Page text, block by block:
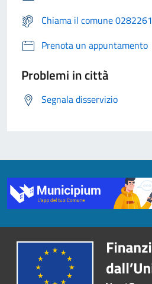
Chiama il comune 0282261
Prenota un appuntamento
Problemi in città
Segnala disservizio